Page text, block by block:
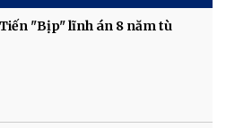
Tiến "Bịp" lĩnh án 8 năm tù